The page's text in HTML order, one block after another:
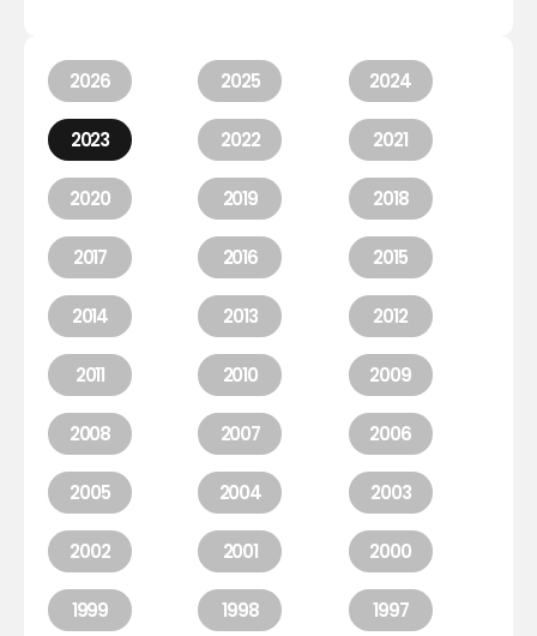
2026 2025 2024
2023 2022 2021
2020 2019 2018
2017 2016 2015
2014 2013 2012
2011 2010 2009
2008 2007 2006
2005 2004 2003
2002 2001 2000
1999 1998 1997